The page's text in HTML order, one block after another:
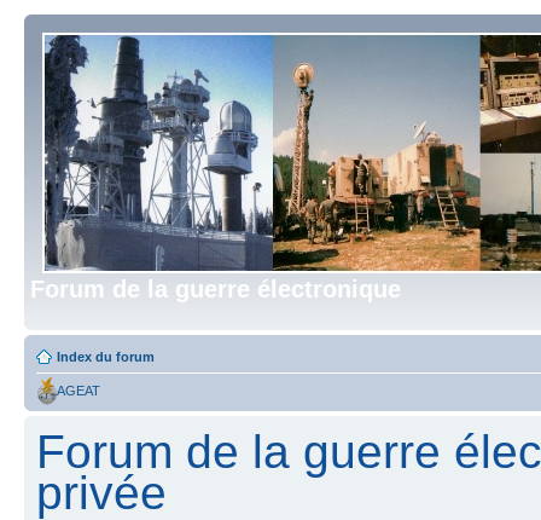
Forum de la guerre électronique
Index du forum
AGEAT
Forum de la guerre
privée